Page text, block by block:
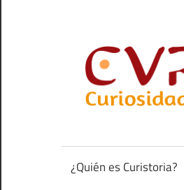
contenido
anécdotas
de
¿Quién es Curistoria?